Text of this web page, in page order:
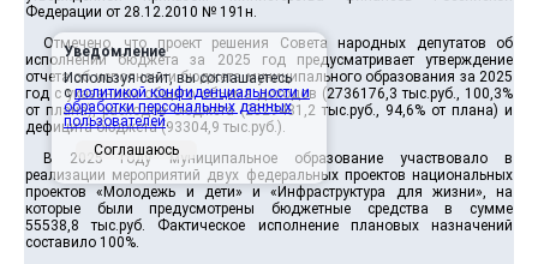
Федерации от 28.12.2010 № 191н.
Отмечено, что проект решения Совета народных депутатов об
исполнении бюджета за 2025 год предусматривает утверждение
отчета об исполнении бюджета муниципального образования за 2025
год с указанием общего объема доходов (2736176,3 тыс.руб., 100,3%
от плана), расходов бюджета (2829481,2 тыс.руб., 94,6% от плана) и
дефицита бюджета (93304,9 тыс.руб.).
В 2025 году муниципальное образование участвовало в
реализации мероприятий двух федеральных проектов национальных
проектов «Молодежь и дети» и «Инфраструктура для жизни», на
которые были предусмотрены бюджетные средства в сумме
55538,8 тыс.руб. Фактическое исполнение плановых назначений
составило 100%.
Уведомление
Используя сайт, вы соглашаетесь
сполитикой конфиденциальности и
обработки персональных данных
пользователей.
Соглашаюсь